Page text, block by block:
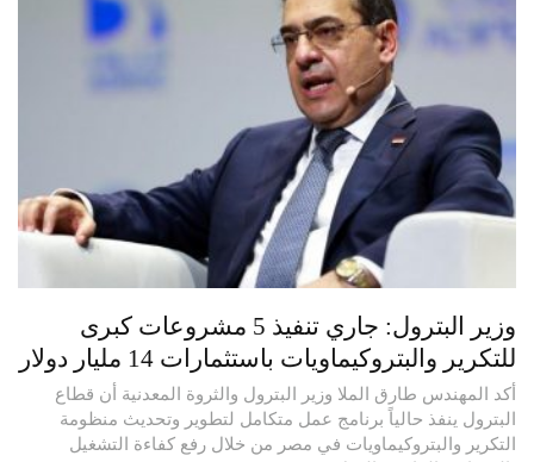
وزير البترول: جاري تنفيذ 5 مشروعات كبرى
للتكرير والبتروكيماويات باستثمارات 14 مليار دولار
أكد المهندس طارق الملا وزير البترول والثروة المعدنية أن قطاع
البترول ينفذ حالياً برنامج عمل متكامل لتطوير وتحديث منظومة
التكرير والبتروكيماويات في مصر من خلال رفع كفاءة التشغيل